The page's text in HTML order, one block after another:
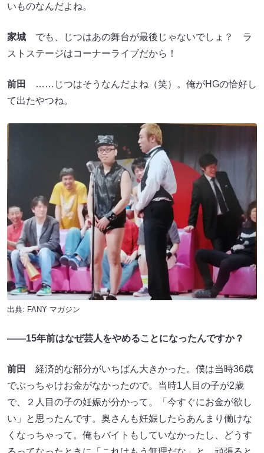
いものなんだよね。
家城 でも、じつはあの舞台が最後じゃないでしょ？ ラ
ストステージはコーナーライブだから！
前田
……じつはそうなんだよね（笑）。俺がHGの恰好し
て出たやつね。
出典: FANY マガジン
――15年前はなぜ芸人をやめることになったんですか？
前田
経済的な部分がいちばん大きかった。僕は当時36歳
でぶっちゃけお金がなかったので。当時1人目の子が2歳
で、２人目の子の妊娠が分かって。「今すぐにお金が欲し
い」と思ったんです。奥さんも妊娠したらあんまり働けな
くなっちゃって。俺もバイトもしていなかったし、どうす